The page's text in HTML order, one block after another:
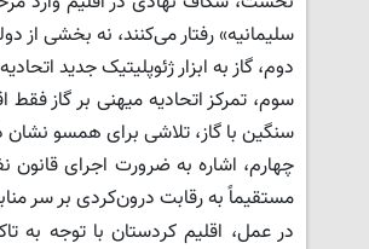
سلیمانیه» رفتار می‌کنند، نه بخشی از
دوم، گاز به ابزار ژئوپلیتیک جدید
سوم، تمرکز اتحادیه میهنی بر گاز
سنگین با گاز، تلاشی برای همسو
چهارم، اشاره به ضرورت اجرای قانون
مستقیماً به رقابت درون‌کردی بر سر
در عمل، اقلیم کردستان با توجه به